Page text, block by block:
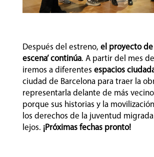
Después del estreno, el proyectode
escena’ continúa. A partir del mes
iremos a diferentes espacios
ciudad de Barcelona para traer la
representarla delante de más
porque sus historias y la
los derechos de la juventud
lejos. ¡Próximas fechas pronto!